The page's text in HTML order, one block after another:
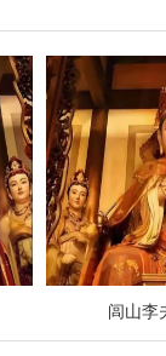
闾山李